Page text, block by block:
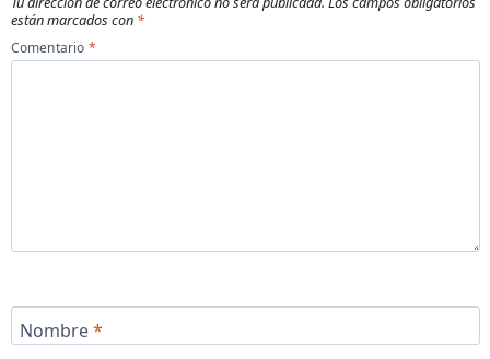
están marcados con *
Comentario *
Nombre*